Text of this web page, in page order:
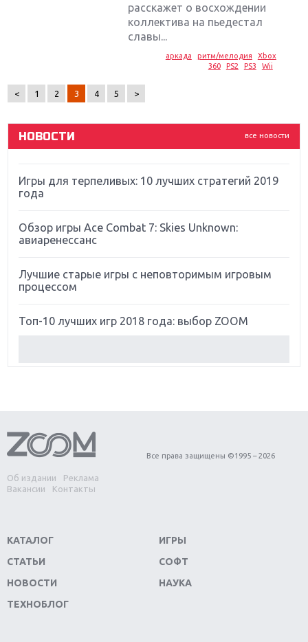
расскажет о восхождении
коллектива на пьедестал
славы...
аркада ритм/мелодия
Xbox
360
PS2 PS3 Wii
< 1 2 3 4 5 >
все новости
НОВОСТИ
Крупнейшие релизы мая: Nintendo, Microsoft и
Новинки для Nintendo Switch: Labo, South Park и
Far Cry 5: хвалить нельзя ругать
Игры для терпеливых: 10 лучших стратегий 2019
года
Обзор игры Ace Combat 7: Skies Unknown:
авиаренессанс
Лучшие старые игры с неповторимым игровым
процессом
Топ-10 лучших игр 2018 года: выбор ZOOM
Обзор игры Forza Horizon 4: вершина эволюции
Две важных новинки для консолей: Spider-Man и
Divinity Original Sin 2
Switch
Обзор игры The Crew 2: покорение Америки
Важнейшие анонсы E3 2018
Об издании
Реклама
Вакансии
Контакты
Все права защищены ©1995 – 2026
КАТАЛОГ
СТАТЬИ
НОВОСТИ
ТЕХНОБЛОГ
ИГРЫ
СОФТ
НАУКА